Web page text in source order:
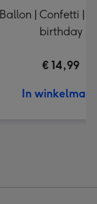
Ballon | Confetti |
birthday
€ 14,99
In